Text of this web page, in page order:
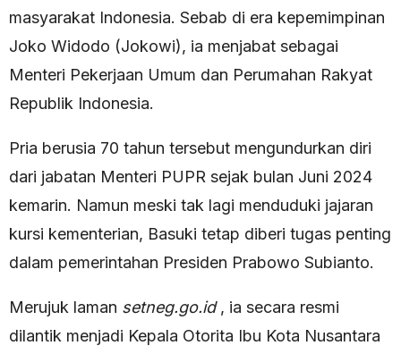
masyarakat Indonesia. Sebab di era kepemimpinan
Joko Widodo (Jokowi), ia menjabat sebagai
Menteri Pekerjaan Umum dan Perumahan Rakyat
Republik Indonesia.
Pria berusia 70 tahun tersebut mengundurkan diri
dari jabatan Menteri PUPR sejak bulan Juni 2024
kemarin. Namun meski tak lagi menduduki jajaran
kursi kementerian, Basuki tetap diberi tugas penting
dalam pemerintahan Presiden Prabowo Subianto.
Merujuk laman setneg.go.id, ia secara resmi
dilantik menjadi Kepala Otorita Ibu Kota Nusantara